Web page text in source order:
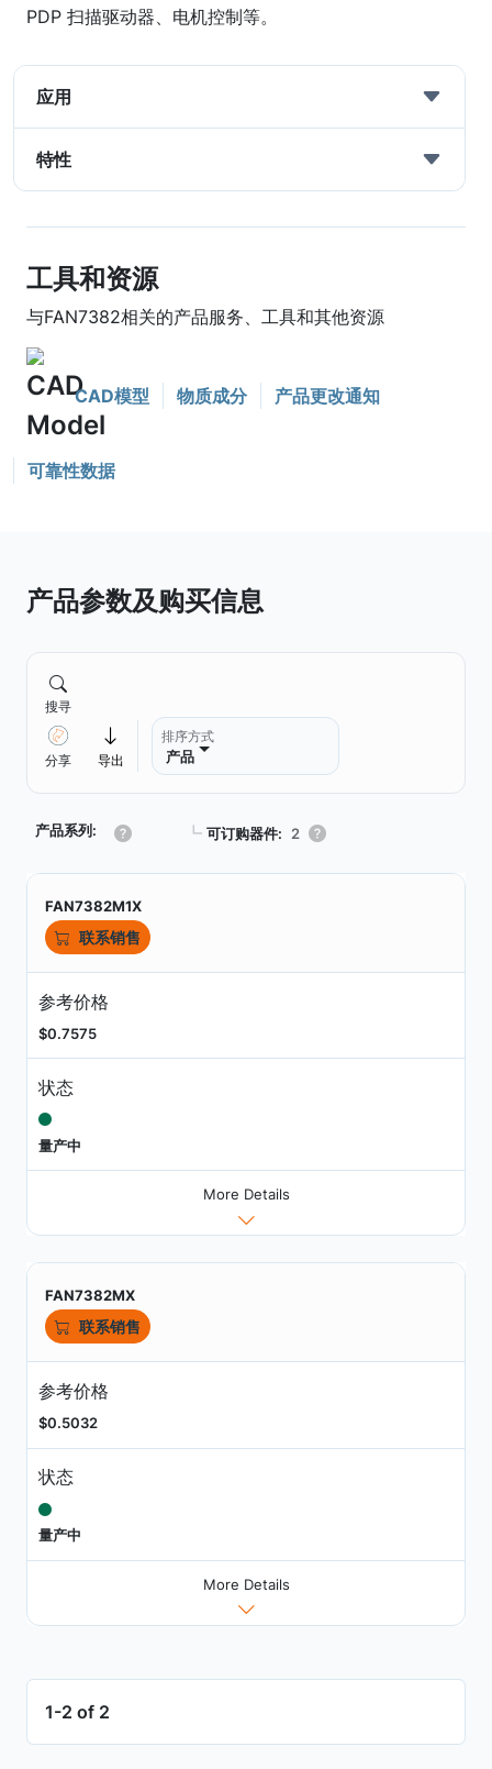
PDP 扫描驱动器、电机控制等。
应用
特性
工具和资源
与FAN7382相关的产品服务、工具和其他资源
CAD模型 物质成分 产品更改通知
可靠性数据
产品参数及购买信息
搜寻
分享 导出
排序方式
产品
产品系列: ┗ 可订购器件: 2
FAN7382M1X
联系销售
参考价格
$0.7575
状态
量产中
More Details
FAN7382MX
联系销售
参考价格
$0.5032
状态
量产中
More Details
1-2 of 2